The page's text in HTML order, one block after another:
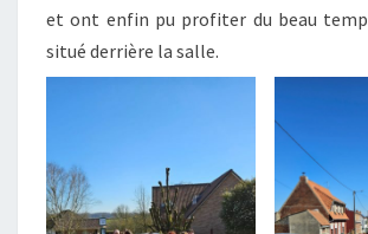
et ont enfin pu profiter du beau
situé derrière la salle.